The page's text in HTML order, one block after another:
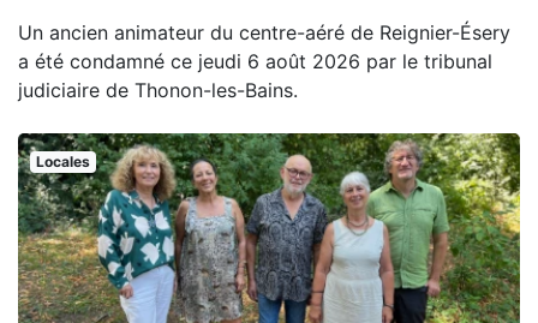
Un ancien animateur du centre-aéré de Reignier-Ésery
a été condamné ce jeudi 6 août 2026 par le tribunal
judiciaire de Thonon-les-Bains.
Locales